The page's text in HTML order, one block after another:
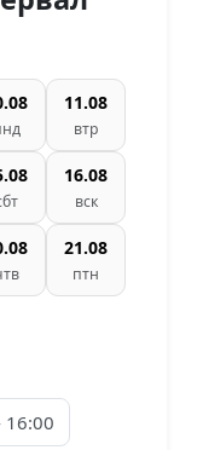
11.08
втр
16.08
вск
21.08
птн
- 16:00